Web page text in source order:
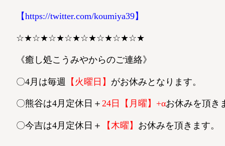
【https://twitter.com/koumiya39】
☆★☆★☆★☆★☆★☆★☆★☆★
《癒し処こうみやからのご連絡》
〇4月は毎週 【火曜日】 がお休みとなります。
〇熊谷は4月定休日＋ 24日【月曜】+αお休みを頂き
〇今吉は4月定休日＋ 【木曜】 お休みを頂きます。